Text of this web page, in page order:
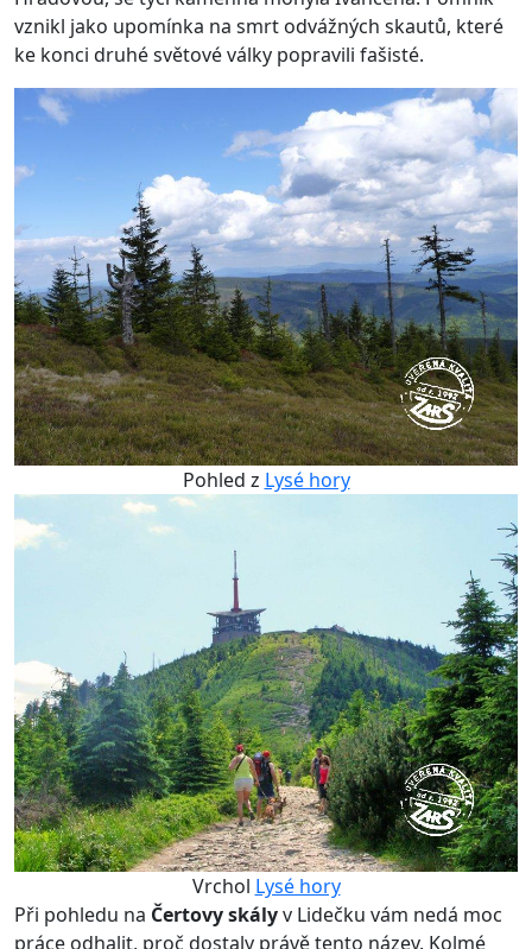
vznikl jako upomínka na smrt odvážných skautů, které
ke konci druhé světové války popravili fašisté.
Pohled z Lysé hory
Vrchol Lysé hory
Při pohledu na Čertovy skályv Lidečku vám nedá moc
práce odhalit, proč dostaly právě tento název. Kolmé